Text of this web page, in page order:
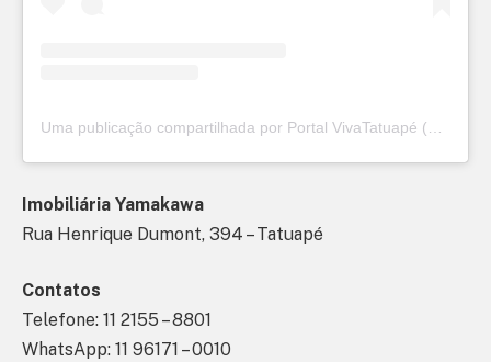
Uma publicação compartilhada por Portal VivaTatuapé (@vivatatuape)
Imobiliária Yamakawa
Rua Henrique Dumont, 394 – Tatuapé
Contatos
Telefone: 11 2155 – 8801
WhatsApp: 11 96171 – 0010